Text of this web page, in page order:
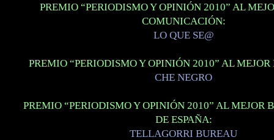
PREMIO “PERIODISMO Y OPINIÓN 2010” AL
COMUNICACIÓN:
LO QUE SE@
PREMIO “PERIODISMO Y OPINIÓN 2010” AL
CHE NEGRO
PREMIO “PERIODISMO Y OPINIÓN 2010” AL MEJOR
DE ESPAÑA:
TELLAGORRI BUREAU